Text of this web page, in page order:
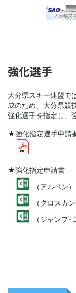
強化選手
大分県スキー連盟で
成のため、大分県競
強化選手を指定し、
★強化指定選手申請
★強化指定申請書
（アルペン）
（クロスカン
（ジャンプ･